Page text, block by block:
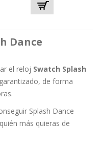
Dance
el reloj Swatch Splash
de forma
Splash Dance
más quieras de